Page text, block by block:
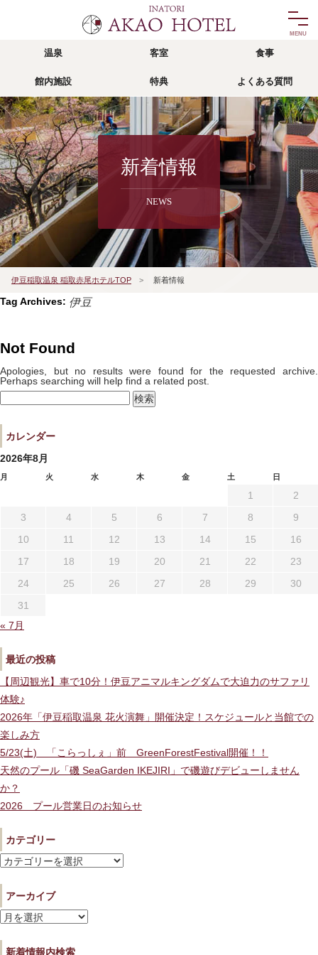
食事
food
館内施設
facility
リゾッチャ
risocha izu
特典
privilege
アクセス よくある質問
faq
宿泊予約
reservation
温泉 客室 食事
館内施設 特典 よくある質問
新着情報
NEWS
伊豆稲取温泉 稲取赤尾ホテルTOP > 新着情報
Tag Archives: 伊豆
Not Found
Apologies, but no results were found for the requested archive.
Perhaps searching will help find a related post.
索:
カレンダー
2026年8月
月 火 水 木 金 土 日
1
2
3
4 5 6 7 8
9
10
11 12 13 14 15
16
17
18 19 20 21 22
23
24
25 26 27 28 29
30
31
« 7月
最近の投稿
【周辺観光】車で10分！伊豆アニマルキングダムで大迫力のサファリ
体験♪
2026年「伊豆稲取温泉 花火演舞」開催決定！スケジュールと当館での
楽しみ方
5/23(土) 「こらっしぇ」前 GreenForestFestival開催！！
天然のプール「磯 SeaGarden IKEJIRI」で磯遊びデビューしません
か？
2026 プール営業日のお知らせ
カテゴリー
カ
ゴ
リ
アーカイブ
ア
新着情報内検索